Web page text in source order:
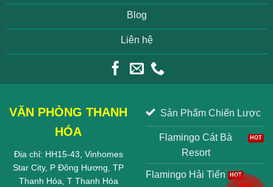
Blog
Liên hệ
VĂN PHÒNG THANH
HÓA
Địa chỉ: HH15-43, Vinhomes
Star City, P Đông Hương, TP
Thanh Hóa, T Thanh Hóa
Sản Phẩm Chiến Lược
Flamingo Cát Bà
Resort
Flamingo Hải Tiến